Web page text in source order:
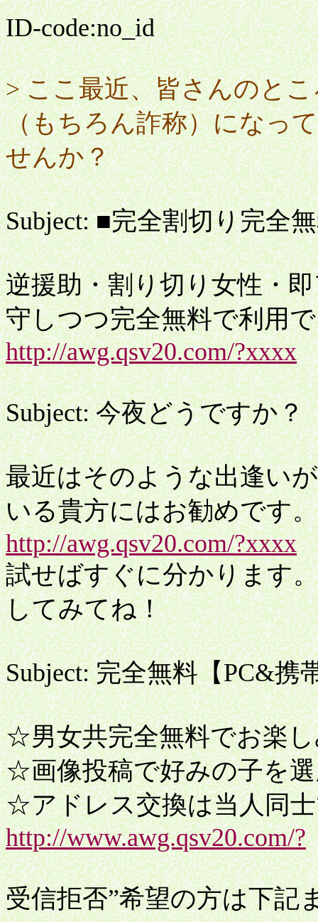
ID-code:no_id
> ここ最近、皆さんのと
（もちろん詐称）になっ
せんか？
Subject: ■完全割切り完全
逆援助・割り切り女性・
守しつつ完全無料で利用
http://awg.qsv20.com/?xxxx
Subject: 今夜どうですか？
最近はそのような出逢い
いる貴方にはお勧めです。
http://awg.qsv20.com/?xxxx
試せばすぐに分かります
してみてね！
Subject: 完全無料【PC&携
☆男女共完全無料でお楽
☆画像投稿で好みの子を
☆アドレス交換は当人同
http://www.awg.qsv20.com/?
受信拒否”希望の方は下記